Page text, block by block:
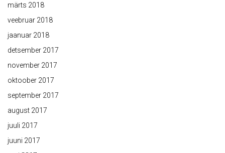
märts 2018
veebruar 2018
jaanuar 2018
detsember 2017
november 2017
oktoober 2017
september 2017
august 2017
juuli 2017
juuni 2017